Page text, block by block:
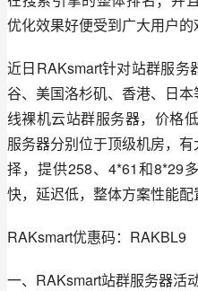
优化效果好便受到广大用户的
近日RAKsmart针对站群服务
谷、美国洛杉矶、香港、日
线裸机云站群服务器，价格
服务器分别位于顶级机房，
择，提供258、4*61和8*29
快，延迟低，整体方案性能配
RAKsmart优惠码：RAKBL9
一、RAKsmart站群服务器活